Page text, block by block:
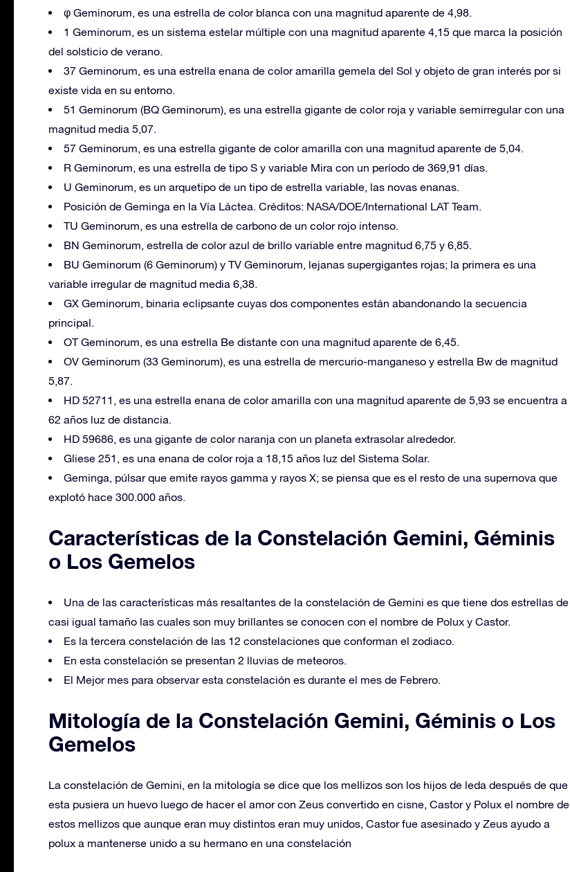
φ Geminorum, es una estrella de color blanca con una magnitud aparente de 4,98.
1 Geminorum, es un sistema estelar múltiple con una magnitud aparente 4,15 que marca la posición
del solsticio de verano.
37 Geminorum, es una estrella enana de color amarilla gemela del Sol y objeto de gran interés por si
existe vida en su entorno.
51 Geminorum (BQ Geminorum), es una estrella gigante de color roja y variable semirregular con una
magnitud media 5,07.
57 Geminorum, es una estrella gigante de color amarilla con una magnitud aparente de 5,04.
R Geminorum, es una estrella de tipo S y variable Mira con un período de 369,91 días.
U Geminorum, es un arquetipo de un tipo de estrella variable, las novas enanas.
Posición de Geminga en la Vía Láctea. Créditos: NASA/DOE/International LAT Team.
TU Geminorum, es una estrella de carbono de un color rojo intenso.
BN Geminorum, estrella de color azul de brillo variable entre magnitud 6,75 y 6,85.
BU Geminorum (6 Geminorum) y TV Geminorum, lejanas supergigantes rojas; la primera es una
variable irregular de magnitud media 6,38.
GX Geminorum, binaria eclipsante cuyas dos componentes están abandonando la secuencia
principal.
OT Geminorum, es una estrella Be distante con una magnitud aparente de 6,45.
OV Geminorum (33 Geminorum), es una estrella de mercurio-manganeso y estrella Bw de magnitud
5,87.
HD 52711, es una estrella enana de color amarilla con una magnitud aparente de 5,93 se encuentra a
62 años luz de distancia.
HD 59686, es una gigante de color naranja con un planeta extrasolar alrededor.
Gliese 251, es una enana de color roja a 18,15 años luz del Sistema Solar.
Geminga, púlsar que emite rayos gamma y rayos X; se piensa que es el resto de una supernova que
explotó hace 300.000 años.
Características de la Constelación Gemini, Géminis
o Los Gemelos
Una de las características más resaltantes de la constelación de Gemini es que tiene dos estrellas de
casi igual tamaño las cuales son muy brillantes se conocen con el nombre de Polux y Castor.
Es la tercera constelación de las 12 constelaciones que conforman el zodiaco.
En esta constelación se presentan 2 lluvias de meteoros.
El Mejor mes para observar esta constelación es durante el mes de Febrero.
Mitología de la Constelación Gemini, Géminis o Los
Gemelos
La constelación de Gemini, en la mitología se dice que los mellizos son los hijos de leda después de que
esta pusiera un huevo luego de hacer el amor con Zeus convertido en cisne, Castor y Polux el nombre de
estos mellizos que aunque eran muy distintos eran muy unidos, Castor fue asesinado y Zeus ayudo a
polux a mantenerse unido a su hermano en una constelación